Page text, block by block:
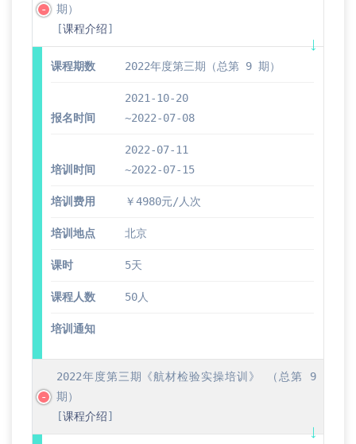
期）
[课程介绍]
课程期数 2022年度第三期（总第 9 期）
报名时间
2021-10-20
~2022-07-08
培训时间
2022-07-11
~2022-07-15
培训费用 ￥4980元/人次
培训地点 北京
课时 5天
课程人数 50人
培训通知
2022年度第三期《航材检验实操培训》 （总第 9
期）
[课程介绍]